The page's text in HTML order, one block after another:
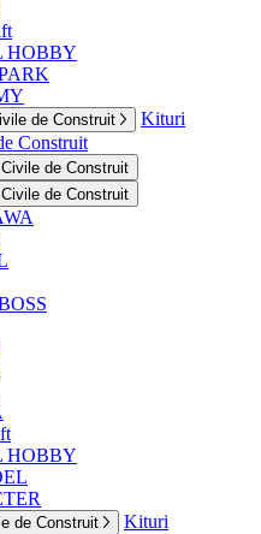
HOBBY
de Construit
Kituri
Construit
de Construit
de Construit
HOBBY
de Construit
Kituri